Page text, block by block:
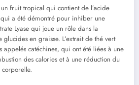
fruit tropical qui contient de l’acide
a été démontré pour inhiber une
Lyase qui joue un rôle dans la
glucides en graisse. L’extrait de thé vert
appelés catéchines, qui ont été liées à une
des calories et à une réduction du